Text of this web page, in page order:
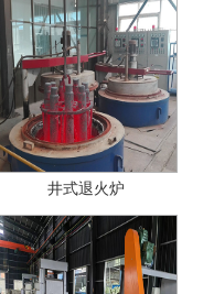
井式退火炉